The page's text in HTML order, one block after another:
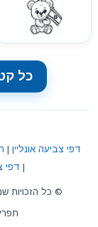
כל
דפי צביעה אונליין |
| דפי
© כל הזכויות